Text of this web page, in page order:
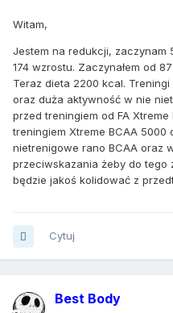
Witam,
Jestem na redukcji, zaczynam
174 wzrostu. Zaczynałem od
Teraz dieta 2200 kcal.
oraz duża aktywność w nie
przed treningiem od FA
treningiem Xtreme BCAA
nietrenigowe rano BCAA oraz
przeciwskazania żeby do tego
będzie jakoś kolidować z
Cytuj
Best Body